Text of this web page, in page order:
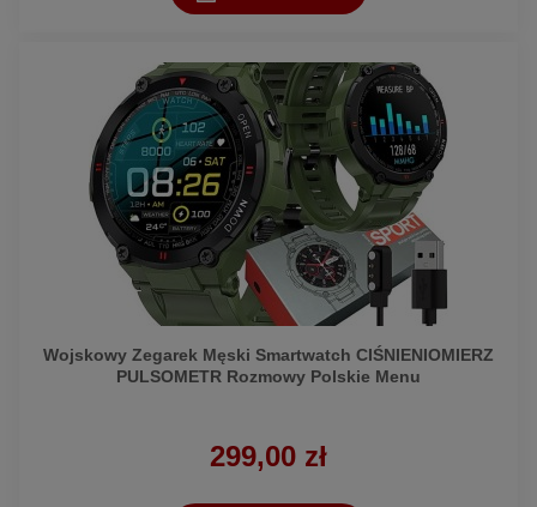
Wojskowy Zegarek Męski Smartwatch CIŚNIENIOMIERZ
PULSOMETR Rozmowy Polskie Menu
299,00 zł